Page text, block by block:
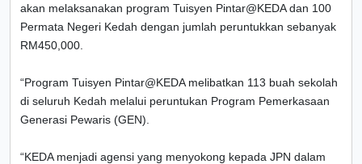
akan melaksanakan program Tuisyen Pintar@KEDA dan 100
Permata Negeri Kedah dengan jumlah peruntukkan sebanyak
RM450,000.
“Program Tuisyen Pintar@KEDA melibatkan 113 buah sekolah
di seluruh Kedah melalui peruntukan Program Pemerkasaan
Generasi Pewaris (GEN).
“KEDA menjadi agensi yang menyokong kepada JPN dalam